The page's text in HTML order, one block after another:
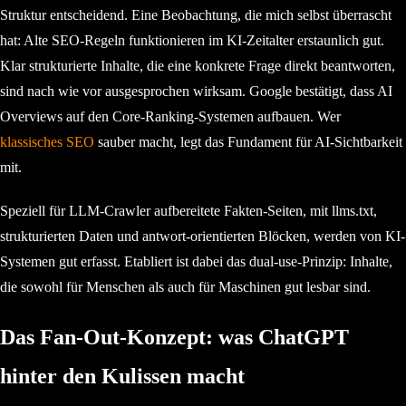
Struktur entscheidend. Eine Beobachtung, die mich selbst überrascht
hat: Alte SEO-Regeln funktionieren im KI-Zeitalter erstaunlich gut.
Klar strukturierte Inhalte, die eine konkrete Frage direkt beantworten,
sind nach wie vor ausgesprochen wirksam. Google bestätigt, dass AI
Overviews auf den Core-Ranking-Systemen aufbauen. Wer
klassisches SEO sauber macht, legt das Fundament für AI-Sichtbarkeit
mit.
Speziell für LLM-Crawler aufbereitete Fakten-Seiten, mit llms.txt,
strukturierten Daten und antwort-orientierten Blöcken, werden von KI-
Systemen gut erfasst. Etabliert ist dabei das dual-use-Prinzip: Inhalte,
die sowohl für Menschen als auch für Maschinen gut lesbar sind.
Das Fan-Out-Konzept: was ChatGPT
hinter den Kulissen macht